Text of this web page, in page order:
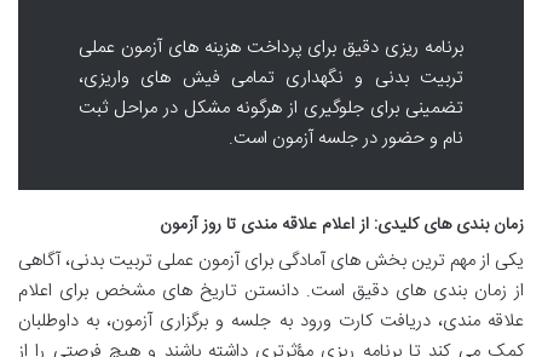
برنامه ریزی دقیق برای پرداخت هزینه های آزمون عملی
تربیت بدنی و نگهداری تمامی فیش های واریزی،
تضمینی برای جلوگیری از هرگونه مشکل در مراحل ثبت
نام و حضور در جلسه آزمون است.
زمان بندی های کلیدی: از اعلام علاقه مندی تا روز آزمون
یکی از مهم ترین بخش های آمادگی برای آزمون عملی تربیت بدنی، آگاهی
از زمان بندی های دقیق است. دانستن تاریخ های مشخص برای اعلام
علاقه مندی، دریافت کارت ورود به جلسه و برگزاری آزمون، به داوطلبان